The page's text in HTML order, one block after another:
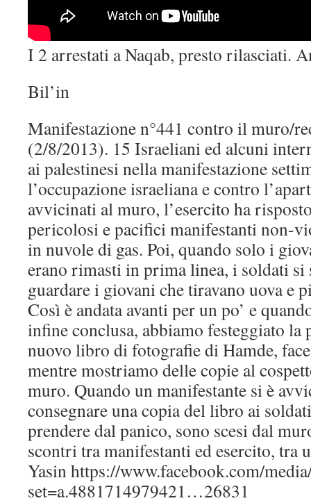
I 2 arrestati a Naqab, presto rilasciati.
Bil’in
Manifestazione n°441 contro il muro/
(2/8/2013). 15 Israeliani ed alcuni
ai palestinesi nella manifestazione
l’occupazione israeliana e contro
avvicinati al muro, l’esercito ha
pericolosi e pacifici manifestanti non-
in nuvole di gas. Poi, quando solo i
erano rimasti in prima linea, i soldati
guardare i giovani che tiravano uova e
Così è andata avanti per un po’ e
infine conclusa, abbiamo festeggiato la
nuovo libro di fotografie di Hamde,
mentre mostriamo delle copie al
muro. Quando un manifestante si è
consegnare una copia del libro ai
prendere dal panico, sono scesi dal
scontri tra manifestanti ed esercito, tra
Yasin https://www.facebook.com/
set=a.4881714979421…26831